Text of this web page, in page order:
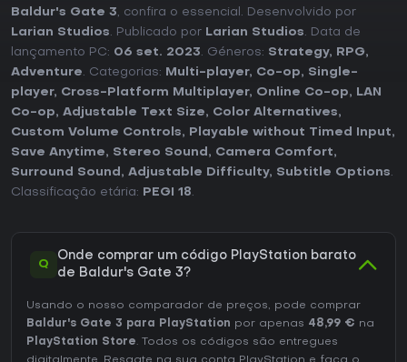
Baldur's Gate 3, confira o essencial. Desenvolvido por
Larian Studios. Publicado por Larian Studios. Data de
lançamento PC: 06 set. 2023. Géneros: Strategy, RPG,
Adventure. Categorias: Multi-player, Co-op, Single-
player, Cross-Platform Multiplayer, Online Co-op,
LAN
Co-op, Adjustable Text Size, Color Alternatives,
Custom Volume Controls, Playable without Timed Input,
Save Anytime, Stereo Sound , Camera Comfort,
Surround Sound , Adjustable Difficulty, Subtitle Options.
Classificação etária:
PEGI 18.
Q
Onde comprar um código PlayStation barato
de Baldur's Gate 3?
Usando o nosso comparador de preços, pode comprar
Baldur's Gate 3 para PlayStation por apenas 48,99 € na
PlayStation Store. Todos os códigos são entregues